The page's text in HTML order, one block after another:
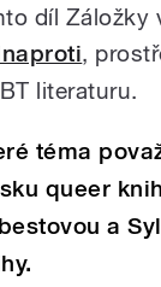
díl Záložky
,
literaturu.
téma
queer
a